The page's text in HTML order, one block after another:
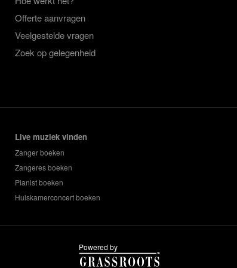
Offerte aanvragen
Veelgestelde vragen
Zoek op gelegenheid
Live muziek vinden
Zanger boeken
Zangeres boeken
Pianist boeken
Huiskamerconcert boeken